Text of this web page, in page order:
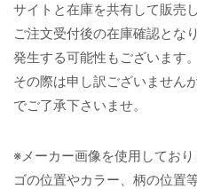
サイトと在庫を共有して販売
ご注文受付後の在庫確認とな
発生する可能性もございます。
その際は申し訳ございません
でご了承下さいませ。
※メーカー画像を使用してお
ゴの位置やカラー、柄の位置